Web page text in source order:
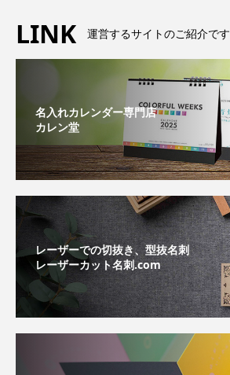
LINK 運営するサイトのご紹介です
名入れカレンダー専門店
カレン堂
レーザーでの切抜き、型抜名刺
レーザーカット名刺.com